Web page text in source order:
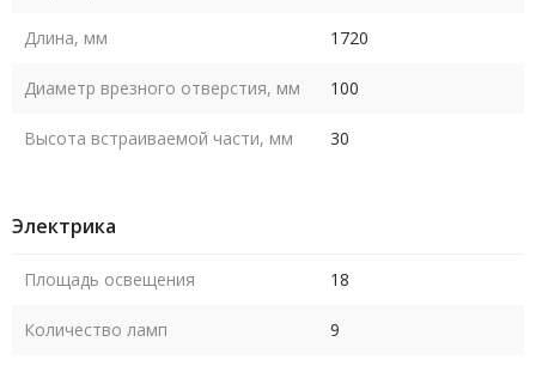
Длина, мм 1720
Диаметр врезного отверстия, мм 100
Высота встраиваемой части, мм 30
Электрика
Площадь освещения 18
Количество ламп 9